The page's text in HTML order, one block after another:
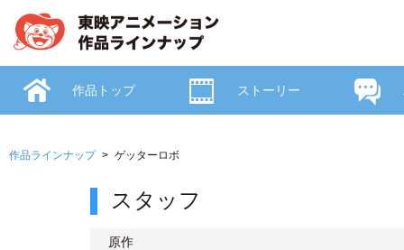
作品ラインナップ ゲッターロボ
スタッフ
原作
作品トップ ストーリー